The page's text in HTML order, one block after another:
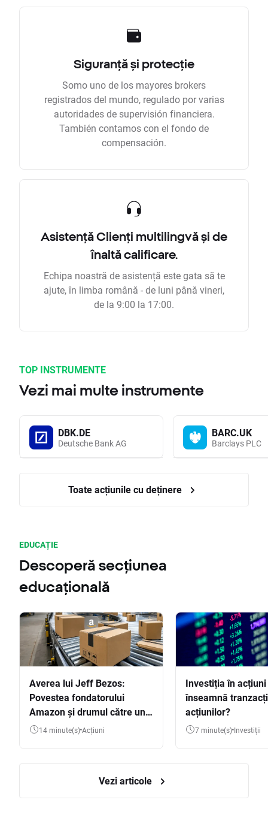
Siguranță și protecție
Somo uno de los mayores brokers
registrados del mundo, regulado por varias
autoridades de supervisión financiera.
También contamos con el fondo de
compensación.
Asistență Clienți multilingvă și de
înaltă calificare.
Echipa noastră de asistență este gata să te
ajute, în limba română - de luni până vineri,
de la 9:00 la 17:00.
TOP INSTRUMENTE
Vezi mai multe instrumente
DBK.DE
Deutsche Bank AG
BARC.UK
Barclays PLC
Toate acțiunile cu deținere
EDUCAȚIE
Descoperă secțiunea
educațională
Averea lui Jeff Bezos:
Povestea fondatorului
Amazon și drumul către una
dintre cele mai mari averi
14 minute(s) Acțiuni
Investiția în
înseamnă
acțiunilor?
7 minute(s) Investiții
Vezi articole